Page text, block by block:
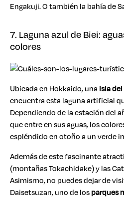
Engakuji. O también la bahía de
7. Laguna azul de Biei:
colores
Ubicada en Hokkaido, una isla
encuentra esta laguna artificial
Dependiendo de la estación del
que entre en sus aguas, los
espléndido en otoño a un verde
Además de este fascinante
(montañas Tokachidake) y las
Asimismo, no puedes dejar de
Daisetsuzan, uno de losparques